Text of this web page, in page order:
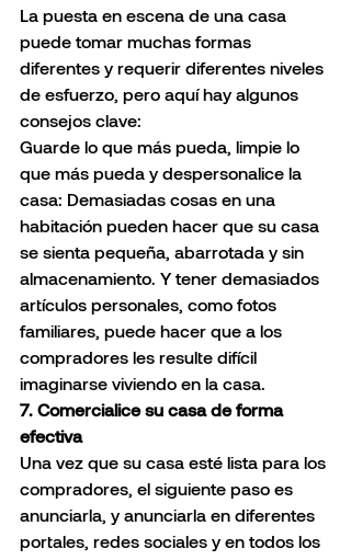
La puesta en escena de una casa
puede tomar muchas formas
diferentes y requerir diferentes niveles
de esfuerzo, pero aquí hay algunos
consejos clave:
Guarde lo que más pueda, limpie lo
que más pueda y despersonalice la
casa: Demasiadas cosas en una
habitación pueden hacer que su casa
se sienta pequeña, abarrotada y sin
almacenamiento. Y tener demasiados
artículos personales, como fotos
familiares, puede hacer que a los
compradores les resulte difícil
imaginarse viviendo en la casa.
7. Comercialice su casa de forma
efectiva
Una vez que su casa esté lista para los
compradores, el siguiente paso es
anunciarla, y anunciarla en diferentes
portales, redes sociales y en todos los